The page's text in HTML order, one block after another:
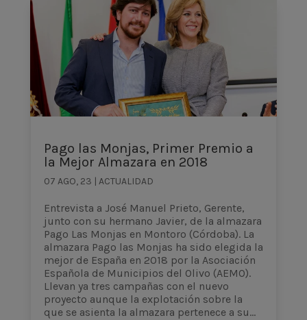
Pago las Monjas, Primer Premio a
la Mejor Almazara en 2018
07 AGO, 23 | ACTUALIDAD
Entrevista a José Manuel Prieto, Gerente,
junto con su hermano Javier, de la almazara
Pago Las Monjas en Montoro (Córdoba). La
almazara Pago las Monjas ha sido elegida la
mejor de España en 2018 por la Asociación
Española de Municipios del Olivo (AEMO).
Llevan ya tres campañas con el nuevo
proyecto aunque la explotación sobre la
que se asienta la almazara pertenece a su...